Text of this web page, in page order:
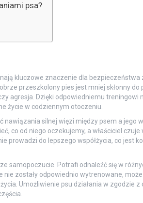
psa?
kluczowe znaczenie dla bezpieczeństwa
przeszkolony pies jest mniej skłonny do
agresja. Dzięki odpowiedniemu treningowi
życie w codziennym otoczeniu.
silnej więzi między psem a jego
co od niego oczekujemy, a właściciel czuje
prowadzi do lepszego współżycia, co jest
samopoczucie. Potrafi odnaleźć się w
zostały odpowiednio wytrenowane,
Umożliwienie psu działania w zgodzie